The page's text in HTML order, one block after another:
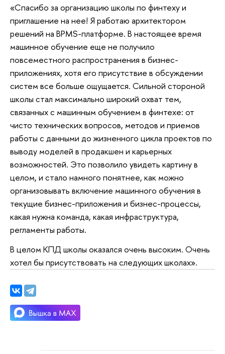
«Спасибо за организацию школы по финтеху и
приглашение на нее! Я работаю архитектором
решений на BPMS-платформе. В настоящее время
машинное обучение еще не получило
повсеместного распространения в бизнес-
приложениях, хотя его присутствие в обсуждении
систем все больше ощущается. Сильной стороной
школы стал максимально широкий охват тем,
связанных с машинным обучением в финтехе: от
чисто технических вопросов, методов и приемов
работы с данными до жизненного цикла проектов по
выводу моделей в продакшен и карьерных
возможностей. Это позволило увидеть картину в
целом, и стало намного понятнее, как можно
организовывать включение машинного обучения в
текущие бизнес-приложения и бизнес-процессы,
какая нужна команда, какая инфраструктура,
регламенты работы.
В целом КПД школы оказался очень высоким. Очень
хотел бы присутствовать на следующих школах».